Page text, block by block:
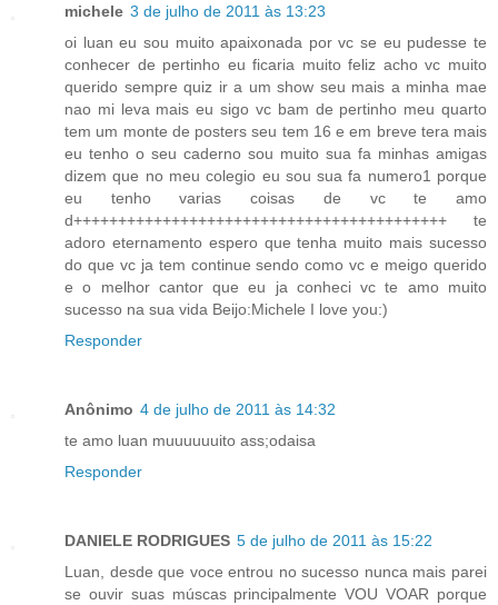
michele 3 de julho de 2011 às 13:23
oi luan eu sou muito apaixonada por vc se eu pudesse te
conhecer de pertinho eu ficaria muito feliz acho vc muito
querido sempre quiz ir a um show seu mais a minha mae
nao mi leva mais eu sigo vc bam de pertinho meu quarto
tem um monte de posters seu tem 16 e em breve tera mais
eu tenho o seu caderno sou muito sua fa minhas amigas
dizem que no meu colegio eu sou sua fa numero1 porque
eu tenho varias coisas de vc te amo
d++++++++++++++++++++++++++++++++++++++++++ te
adoro eternamento espero que tenha muito mais sucesso
do que vc ja tem continue sendo como vc e meigo querido
e o melhor cantor que eu ja conheci vc te amo muito
sucesso na sua vida Beijo:Michele I love you:)
Responder
Anônimo 4 de julho de 2011 às 14:32
te amo luan muuuuuuito ass;odaisa
Responder
DANIELE RODRIGUES 5 de julho de 2011 às 15:22
Luan, desde que voce entrou no sucesso nunca mais parei
se ouvir suas múscas principalmente VOU VOAR porque